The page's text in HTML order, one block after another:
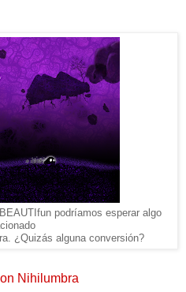
podríamos esperar algo
¿Quizás alguna conversión?
Nihilumbra